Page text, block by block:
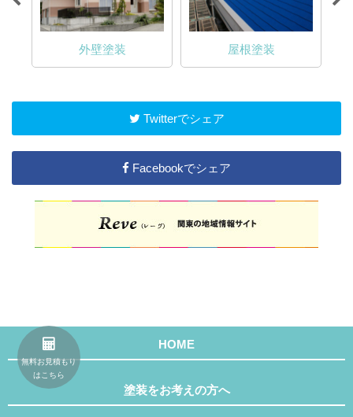
Twitterでシェア
Facebookでシェア
HOME
塗装をお考えの方へ
無料お見積もり
はこちら